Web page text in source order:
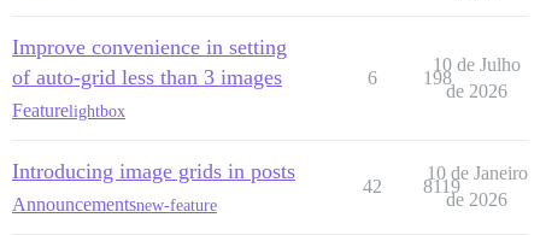
Improve convenience in setting
of auto-grid less than 3 images
Featurelightbox
6 198
10 de Julho
de 2026
Introducing image grids in posts
Announcementsnew-feature
42 8119
10 de Janeiro
de 2026